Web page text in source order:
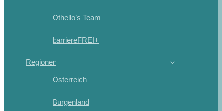
Othello’s Team
barriereFREI+
Regionen
Österreich
Burgenland